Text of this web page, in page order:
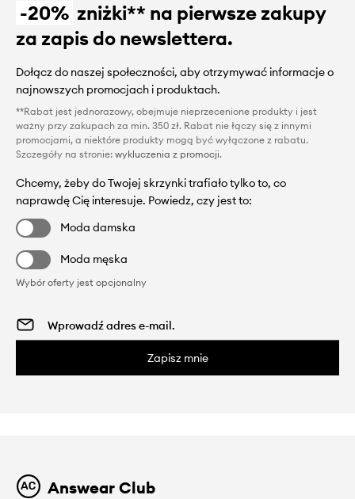
-20% zniżki** na pierwsze zakupy
za zapis do newslettera.
Dołącz do naszej społeczności, aby otrzymywać informacje o
najnowszych promocjach i produktach.
**Rabat jest jednorazowy, obejmuje nieprzecenione produkty i jest
ważny przy zakupach za min. 350 zł. Rabat nie łączy się z innymi
promocjami, a niektóre produkty mogą być wyłączone z rabatu.
Szczegóły na stronie: wykluczenia z promocji.
Chcemy, żeby do Twojej skrzynki trafiało tylko to, co
naprawdę Cię interesuje. Powiedz, czy jest to:
Moda damska
Moda męska
Wybór oferty jest opcjonalny
Zapisz mnie
Answear Club